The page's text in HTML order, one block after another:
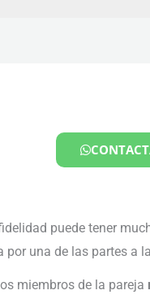
puede tener
por una de las partes a
miembros de la pareja